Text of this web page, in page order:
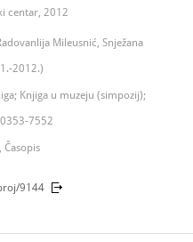
centar, 2012
Mileusnić, Snježana
2012.)
Knjiga u muzeju (simpozij);
7552
9144